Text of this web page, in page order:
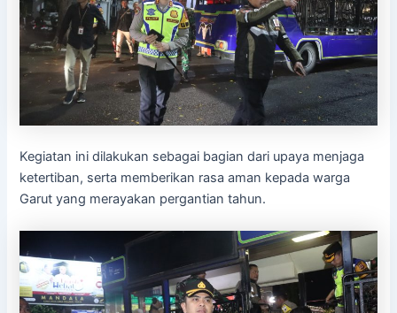
Kegiatan ini dilakukan sebagai bagian dari upaya menjaga
ketertiban, serta memberikan rasa aman kepada warga
Garut yang merayakan pergantian tahun.